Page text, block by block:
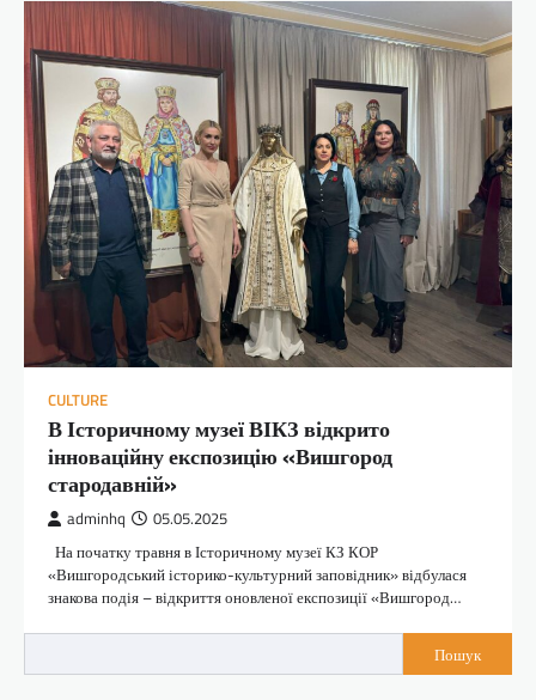
CULTURE
В Історичному музеї ВІКЗ відкрито
інноваційну експозицію «Вишгород
стародавній»
adminhq 05.05.2025
На початку травня в Історичному музеї КЗ КОР
«Вишгородський історико-культурний заповідник» відбулася
знакова подія – відкриття оновленої експозиції «Вишгород…
Пошук